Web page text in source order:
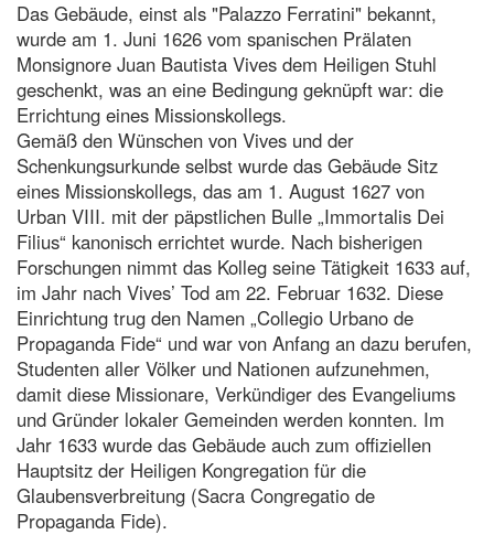
Das Gebäude, einst als "Palazzo Ferratini" bekannt,
wurde am 1. Juni 1626 vom spanischen Prälaten
Monsignore Juan Bautista Vives dem Heiligen Stuhl
geschenkt, was an eine Bedingung geknüpft war: die
Errichtung eines Missionskollegs.
Gemäß den Wünschen von Vives und der
Schenkungsurkunde selbst wurde das Gebäude Sitz
eines Missionskollegs, das am 1. August 1627 von
Urban VIII. mit der päpstlichen Bulle „Immortalis Dei
Filius“ kanonisch errichtet wurde. Nach bisherigen
Forschungen nimmt das Kolleg seine Tätigkeit 1633 auf,
im Jahr nach Vives’ Tod am 22. Februar 1632. Diese
Einrichtung trug den Namen „Collegio Urbano de
Propaganda Fide“ und war von Anfang an dazu berufen,
Studenten aller Völker und Nationen aufzunehmen,
damit diese Missionare, Verkündiger des Evangeliums
und Gründer lokaler Gemeinden werden konnten. Im
Jahr 1633 wurde das Gebäude auch zum offiziellen
Hauptsitz der Heiligen Kongregation für die
Glaubensverbreitung (Sacra Congregatio de
Propaganda Fide).